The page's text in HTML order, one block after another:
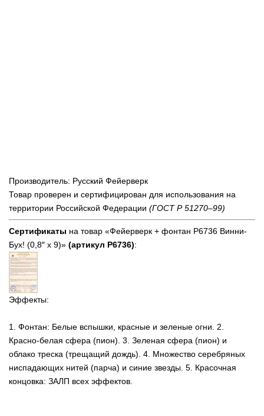
Производитель: Русский Фейерверк
Товар проверен и сертифицирован для использования на
территории Российской Федерации (ГОСТ Р 51270–99)
Сертификаты на товар «Фейерверк + фонтан Р6736 Винни-
Бух! (0,8″ х 9)» (артикул Р6736):
Эффекты:
1. Фонтан: Белые вспышки, красные и зеленые огни. 2.
Красно-белая сфера (пион). 3. Зеленая сфера (пион) и
облако треска (трещащий дождь). 4. Множество серебряных
ниспадающих нитей (парча) и синие звезды. 5. Красочная
концовка: ЗАЛП всех эффектов.